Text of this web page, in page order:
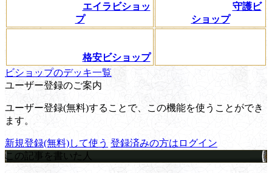
エイラビショッ
プ
守護ビ
ショップ
格安ビショップ
ビショップのデッキ一覧
ユーザー登録のご案内
ユーザー登録(無料)することで、この機能を使うことができ
ます。
新規登録(無料)して使う 登録済みの方はログイン
この記事を書いた人